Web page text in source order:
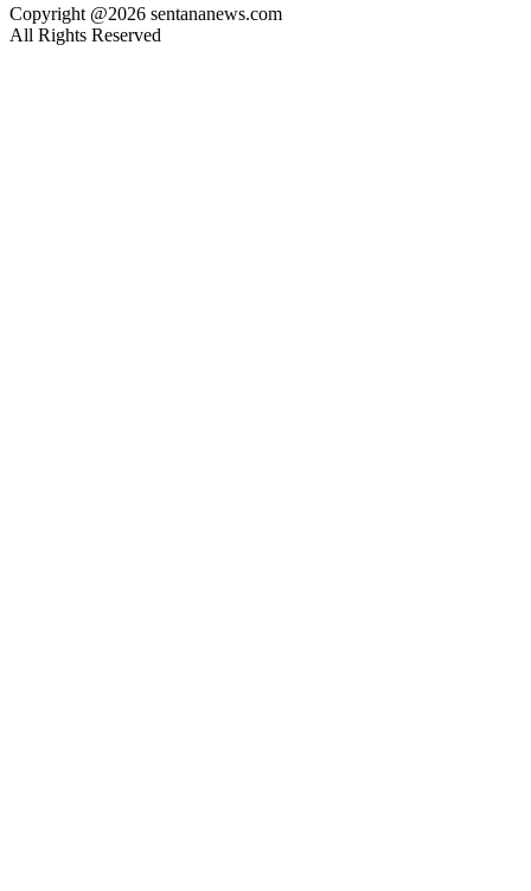
Copyright @2026 sentananews.com
All Rights Reserved